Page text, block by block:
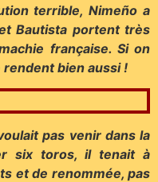
terrible, Nimeño a
Bautista portent très
française. Si on
bien aussi !
pas venir dans la
six toros, il tenait à
et de renommée, pas